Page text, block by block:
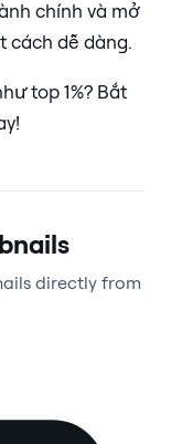
chính và mở
cách dễ dàng.
top 1%? Bắt
directly from